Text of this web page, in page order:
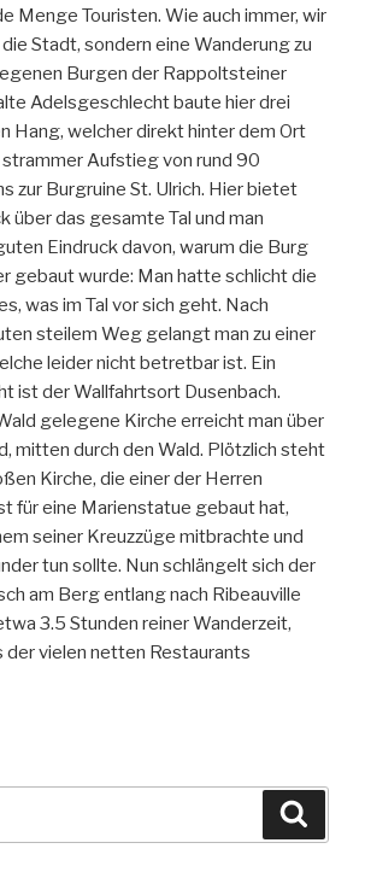
Menge Touristen. Wie auch immer, wir
Stadt, sondern eine Wanderung zu
Burgen der Rappoltsteiner
Adelsgeschlecht baute hier drei
Hang, welcher direkt hinter dem Ort
Aufstieg von rund 90
zur Burgruine St. Ulrich. Hier bietet
über das gesamte Tal und man
Eindruck davon, warum die Burg
gebaut wurde: Man hatte schlicht die
was im Tal vor sich geht. Nach
steilem Weg gelangt man zu einer
leider nicht betretbar ist. Ein
ist der Wallfahrtsort Dusenbach.
gelegene Kirche erreicht man über
mitten durch den Wald. Plötzlich steht
Kirche, die einer der Herren
für eine Marienstatue gebaut hat,
seiner Kreuzzüge mitbrachte und
tun sollte. Nun schlängelt sich der
am Berg entlang nach Ribeauville
3.5 Stunden reiner Wanderzeit,
der vielen netten Restaurants